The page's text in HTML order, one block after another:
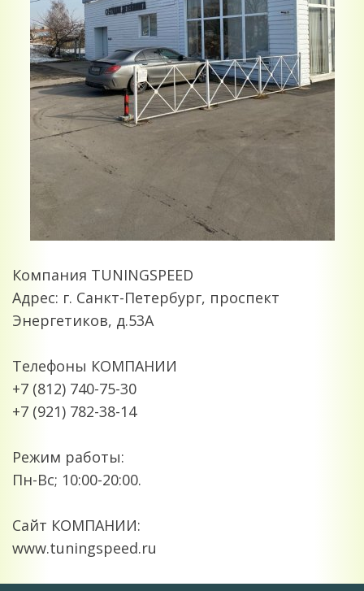
Компания TUNINGSPEED
Адрес: г. Санкт-Петербург, проспект
Энергетиков, д.53А
Телефоны КОМПАНИИ
+7 (812) 740-75-30
+7 (921) 782-38-14
Режим работы:
Пн-Вс; 10:00-20:00.
Сайт КОМПАНИИ:
www.tuningspeed.ru